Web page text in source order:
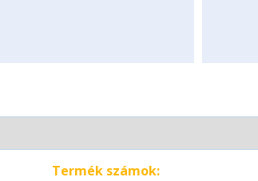
Termék számok: